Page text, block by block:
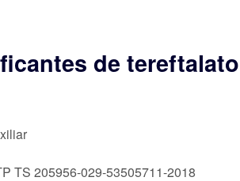
de
TS 205956-029-53505711-2018